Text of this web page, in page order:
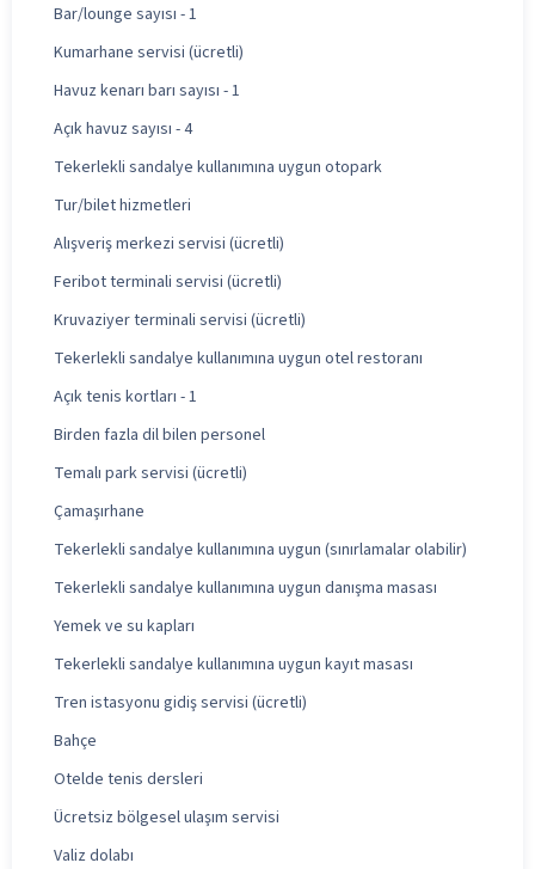
Bar/lounge sayısı - 1
Kumarhane servisi (ücretli)
Havuz kenarı barı sayısı - 1
Açık havuz sayısı - 4
Tekerlekli sandalye kullanımına uygun otopark
Tur/bilet hizmetleri
Alışveriş merkezi servisi (ücretli)
Feribot terminali servisi (ücretli)
Kruvaziyer terminali servisi (ücretli)
Tekerlekli sandalye kullanımına uygun otel restoranı
Açık tenis kortları - 1
Birden fazla dil bilen personel
Temalı park servisi (ücretli)
Çamaşırhane
Tekerlekli sandalye kullanımına uygun (sınırlamalar olabilir)
Tekerlekli sandalye kullanımına uygun danışma masası
Yemek ve su kapları
Tekerlekli sandalye kullanımına uygun kayıt masası
Tren istasyonu gidiş servisi (ücretli)
Bahçe
Otelde tenis dersleri
Ücretsiz bölgesel ulaşım servisi
Valiz dolabı